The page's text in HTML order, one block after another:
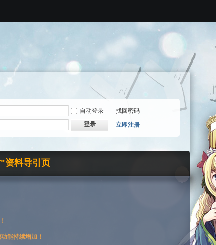
自动登录
找回密码
登录 立即注册
资料导引页
能持续增加！